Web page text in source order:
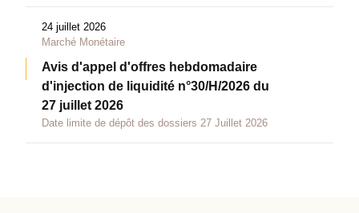
24 juillet 2026
Marché Monétaire
Avis d'appel d'offres hebdomadaire
d'injection de liquidité n°30/H/2026 du
27 juillet 2026
Date limite de dépôt des dossiers 27 Juillet 2026